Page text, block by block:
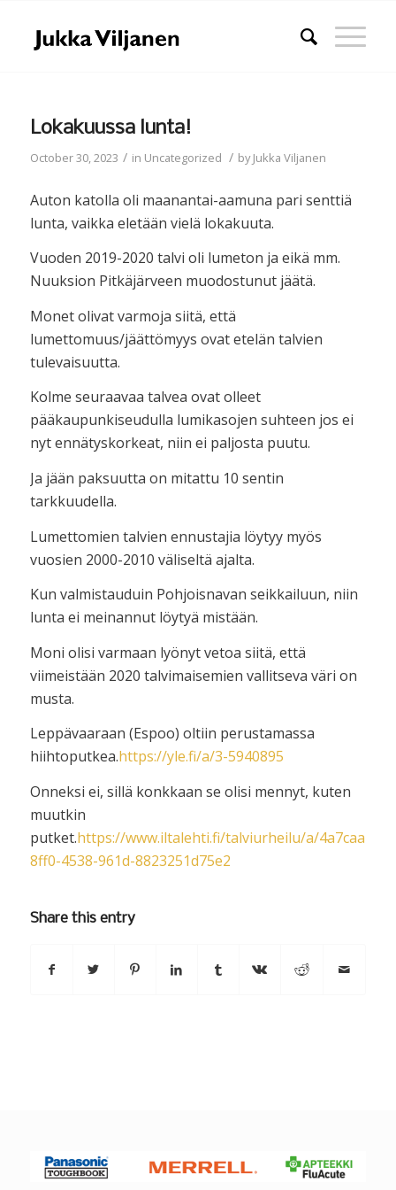
Lokakuussa lunta!
October 30, 2023 / in Uncategorized / byJukka Viljanen
Auton katolla oli maanantai-aamuna pari senttiä
lunta, vaikka eletään vielä lokakuuta.
Vuoden 2019-2020 talvi oli lumeton ja eikä mm.
Nuuksion Pitkäjärveen muodostunut jäätä.
Monet olivat varmoja siitä, että
lumettomuus/jäättömyys ovat etelän talvien
tulevaisuutta.
Kolme seuraavaa talvea ovat olleet
pääkaupunkiseudulla lumikasojen suhteen jos ei
nyt ennätyskorkeat, niin ei paljosta puutu.
Ja jään paksuutta on mitattu 10 sentin
tarkkuudella.
Lumettomien talvien ennustajia löytyy myös
vuosien 2000-2010 väliseltä ajalta.
Kun valmistauduin Pohjoisnavan seikkailuun, niin
lunta ei meinannut löytyä mistään.
Moni olisi varmaan lyönyt vetoa siitä, että
viimeistään 2020 talvimaisemien vallitseva väri on
musta.
Leppävaaraan (Espoo) oltiin perustamassa
hiihtoputkea.https://yle.fi/a/3-5940895
Onneksi ei, sillä konkkaan se olisi mennyt, kuten
muutkin
putket.https://www.iltalehti.fi/talviurheilu/a/4a7caa29-
8ff0-4538-961d-8823251d75e2
Share this entry